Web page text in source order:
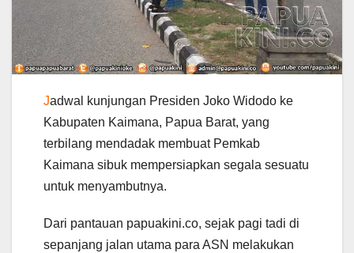
Jadwal kunjungan Presiden Joko Widodo ke
Kabupaten Kaimana, Papua Barat, yang
terbilang mendadak membuat Pemkab
Kaimana sibuk mempersiapkan segala sesuatu
untuk menyambutnya.
Dari pantauan papuakini.co, sejak pagi tadi di
sepanjang jalan utama para ASN melakukan